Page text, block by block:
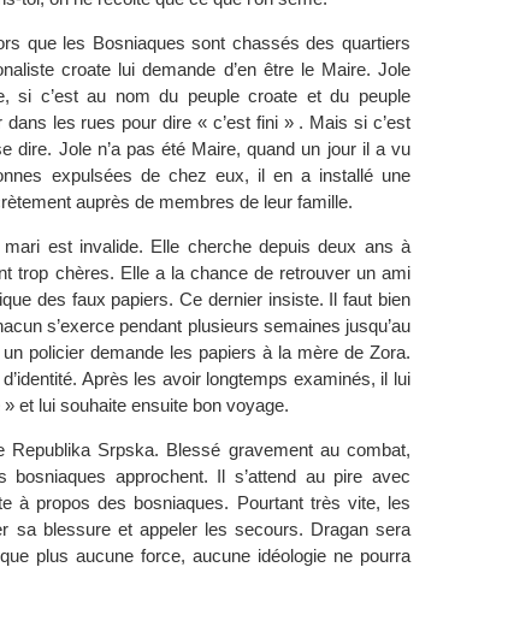
que les Bosniaques sont chassés des quartiers
croate lui demande d’en être le Maire. Jole
si c’est au nom du peuple croate et du peuple
les rues pour dire « c’est fini » . Mais si c’est
dire. Jole n’a pas été Maire, quand un jour il a vu
expulsées de chez eux, il en a installé une
auprès de membres de leur famille.
est invalide. Elle cherche depuis deux ans à
trop chères. Elle a la chance de retrouver un ami
des faux papiers. Ce dernier insiste. Il faut bien
s’exerce pendant plusieurs semaines jusqu’au
policier demande les papiers à la mère de Zora.
Après les avoir longtemps examinés, il lui
et lui souhaite ensuite bon voyage.
Republika Srpska. Blessé gravement au combat,
bosniaques approchent. Il s’attend au pire avec
à propos des bosniaques. Pourtant très vite, les
sa blessure et appeler les secours. Dragan sera
plus aucune force, aucune idéologie ne pourra